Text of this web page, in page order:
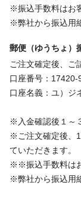
※振込手数料はお
※弊社から振込用
郵便（ゆうちょ）
ご注文確定後、ご
口座番号：17420-
口座名義：ユ）ジ
※入金確認後１～
※ご注文確定後、
ていただきます。
※※振込手数料は
※弊社から振込用